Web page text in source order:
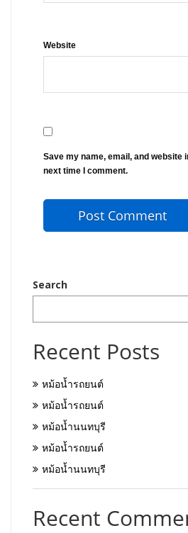
Website
Save my name, email, and website
next time I comment.
Search
Recent Posts
หม้อน้ำรถยนต์
หม้อน้ำรถยนต์
หม้อน้ำนนทบุรี
หม้อน้ำรถยนต์
หม้อน้ำนนทบุรี
Recent